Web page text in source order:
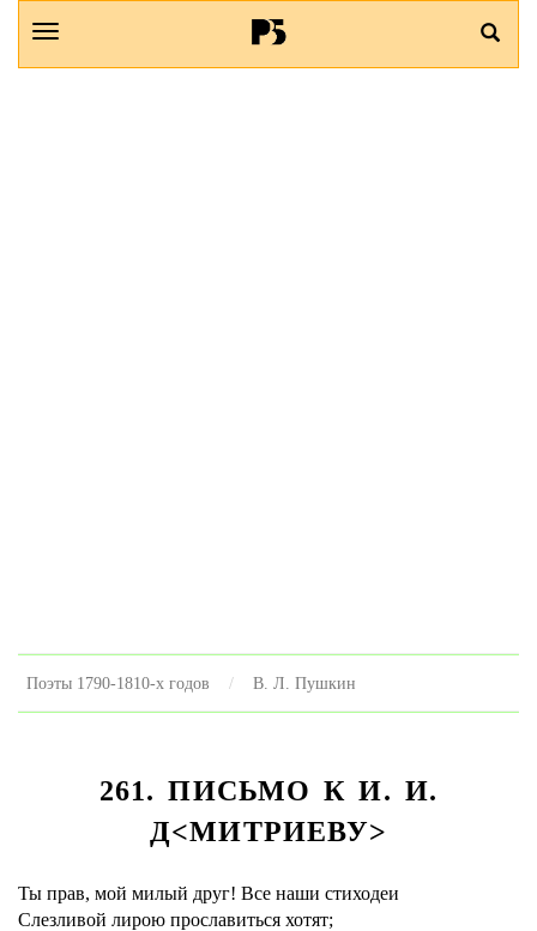
Поэты 1790-1810-х годов В. Л. Пушкин
261. ПИСЬМО К И. И.
Д<МИТРИЕВУ>
Ты прав, мой милый друг! Все наши стиходеи
Слезливой лирою прославиться хотят;